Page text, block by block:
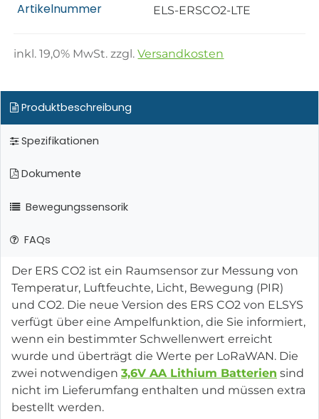
Artikelnummer ELS-ERSCO2-LTE
inkl.19,0% MwSt. zzgl.Versandkosten
Produktbeschreibung
Spezifikationen
Dokumente
Bewegungssensorik
FAQs
Der ERS CO2 ist ein Raumsensor zur Messung von
Temperatur, Luftfeuchte, Licht, Bewegung (PIR)
und CO2. Die neue Version des ERS CO2 von ELSYS
verfügt über eine Ampelfunktion, die Sie informiert,
wenn ein bestimmter Schwellenwert erreicht
wurde und überträgt die Werte per LoRaWAN. Die
zwei notwendigen 3,6V AA Lithium Batterien sind
nicht im Lieferumfang enthalten und müssen extra
bestellt werden.